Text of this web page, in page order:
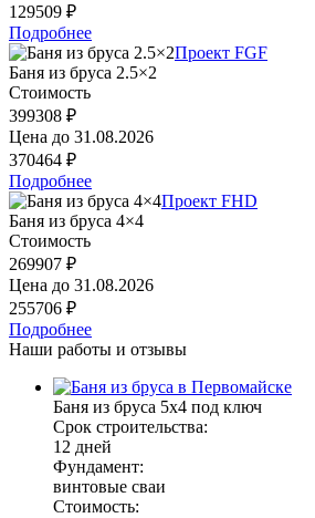
129509 ₽
Подробнее
Проект FGF
Баня из бруса 2.5×2
Стоимость
399308 ₽
Цена до 31.08.2026
370464 ₽
Подробнее
Проект FHD
Баня из бруса 4×4
Стоимость
269907 ₽
Цена до 31.08.2026
255706 ₽
Подробнее
Наши работы и отзывы
Баня из бруса 5х4 под ключ
Срок строительства:
12 дней
Фундамент:
винтовые сваи
Стоимость: